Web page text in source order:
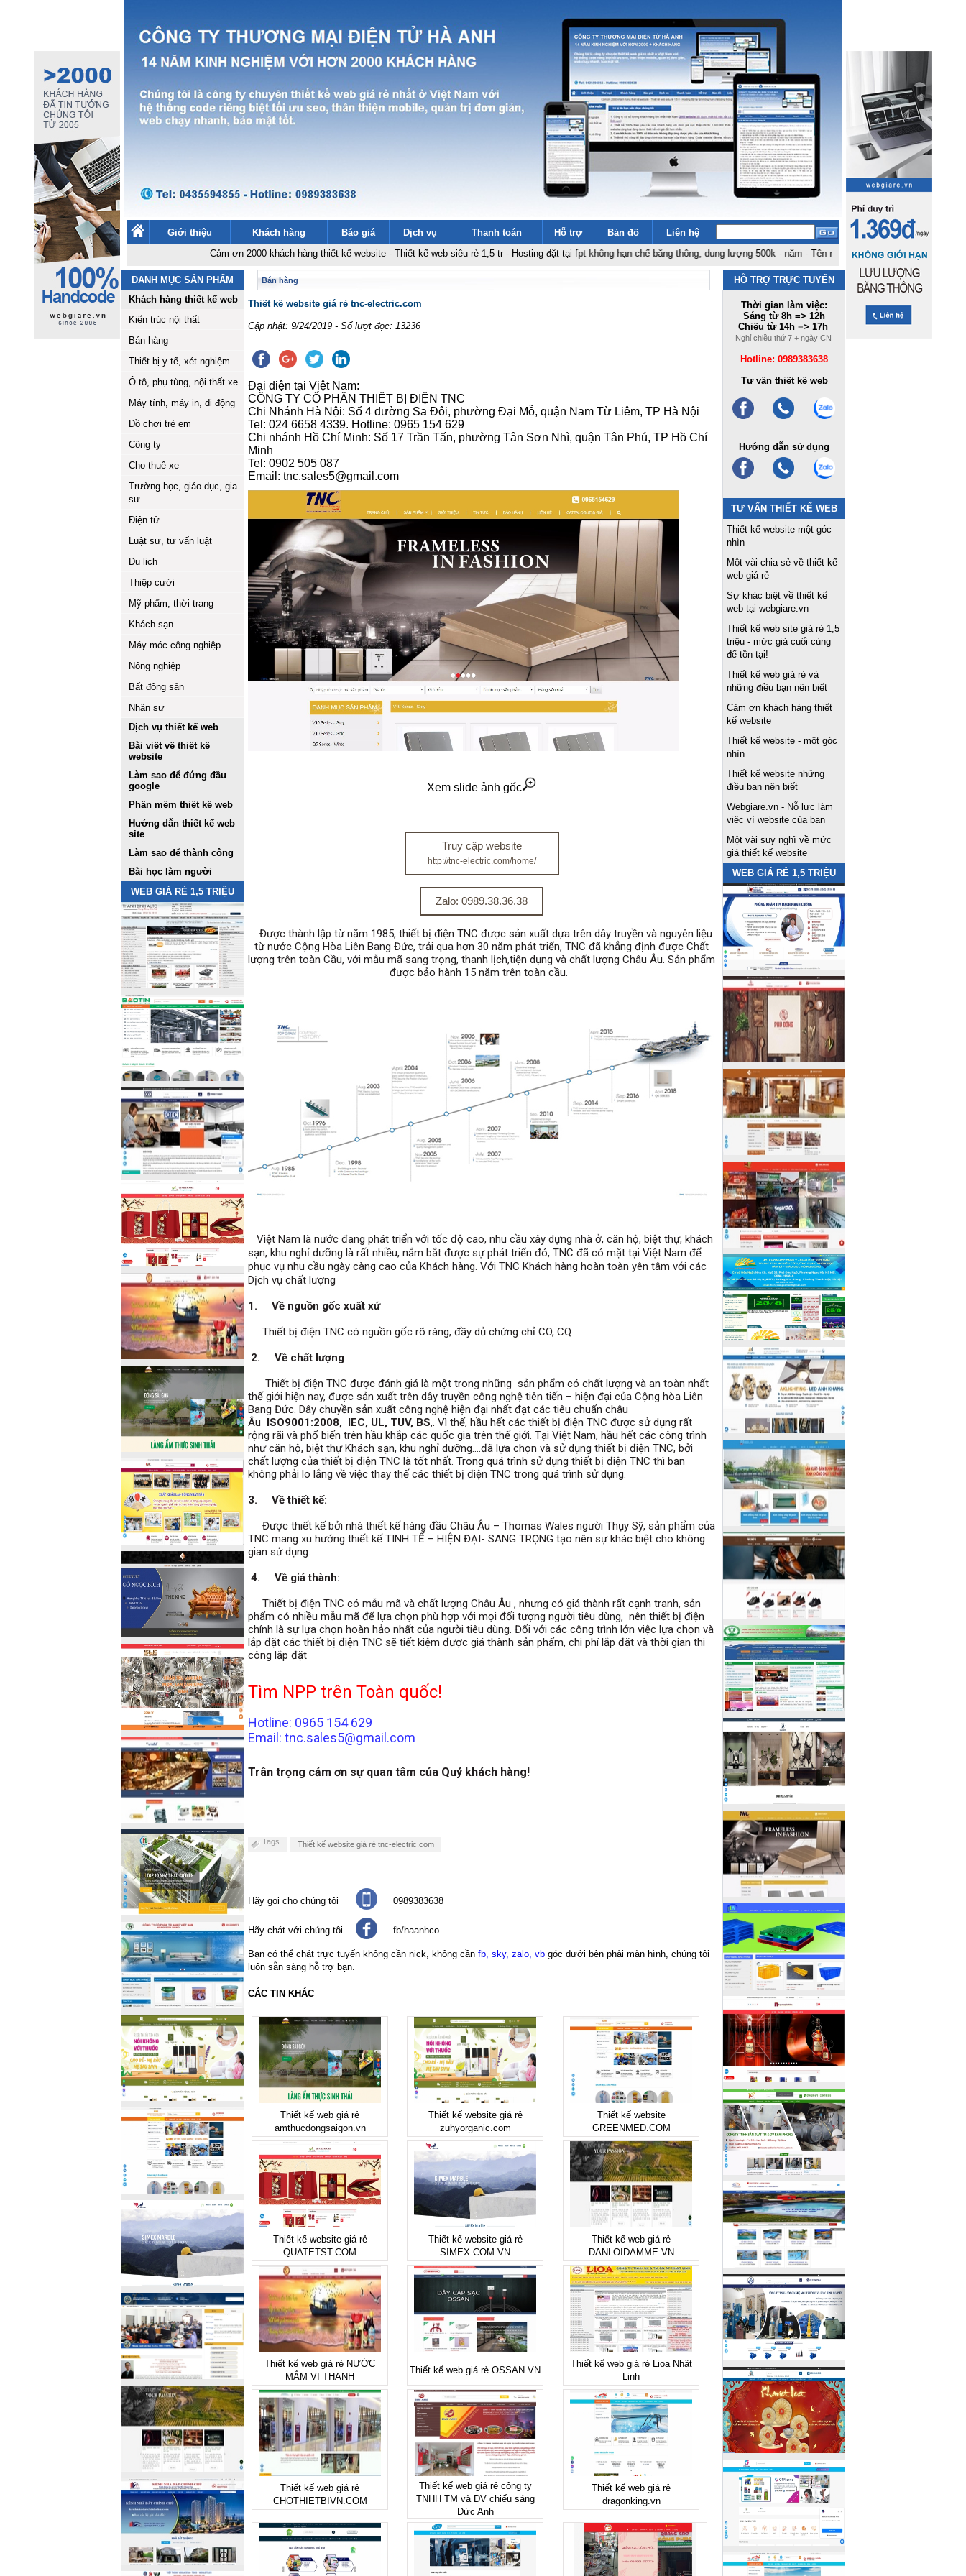
Giới thiệu Khách hàng Báo giá Dịch vụ Thanh toán Hỗ trợ Bản đồ
Liên hệ
Cảm ơn 2000 khách hàng thiết kế website -Thiết kế web siêu rẻ 1,5 tr- Hosting đặt tại fpt không hạn chế băng thông, dung lượng 500k - năm-Tên miền .com .net giá rẻ nhất Việt Nam: 180k
DANH MỤC SẢN PHẨM
Khách hàng thiết kế web
Kiến trúc nội thất
Bán hàng
Thiết bị y tế, xét nghiệm
Ô tô, phụ tùng, nội thất xe
Máy tính, máy in, di động
Đồ chơi trẻ em
Công ty
Cho thuê xe
Trường học, giáo dục, gia
sư
Điện tử
Luật sư, tư vấn luật
Du lịch
Thiệp cưới
Mỹ phẩm, thời trang
Khách sạn
Máy móc công nghiệp
Nông nghiệp
Bất động sản
Nhân sự
Dịch vụ thiết kế web
Bài viết về thiết kế
website
Làm sao để đứng đầu
google
Phần mềm thiết kế web
Hướng dẫn thiết kế web
site
Làm sao để thành công
Bài học làm người
WEB GIÁ RẺ 1,5 TRIỆU
Bán hàng
Thiết kế website giá rẻ tnc-electric.com
Cập nhật: 9/24/2019 - Số lượt đọc: 13236
Đại diện tại Việt Nam:
CÔNG TY CỔ PHẦN THIẾT BỊ ĐIỆN TNC
Chi Nhánh Hà Nội: Số 4 đường Sa Đôi, phường Đại Mỗ, quận Nam Từ Liêm, TP Hà Nội
Tel: 024 6658 4339. Hotline: 0965 154 629
Chi nhánh Hồ Chí Minh: Số 17 Trần Tấn, phường Tân Sơn Nhì, quận Tân Phú, TP Hồ Chí
Minh
Tel: 0902 505 087
Email: tnc.sales5@gmail.com
Xem slide ảnh gốc
Truy cập website
http://tnc-electric.com/home/
Zalo: 0989.38.36.38
Được thành lập từ năm 1985, thiết bị điện TNC được sản xuất dựa trên dây truyền và nguyên liệu
từ nước Cộng Hòa Liên Bang Đức, trải qua hơn 30 năm phát triển, TNC đã khẳng định được Chất
lượng trên toàn Cầu, với mẫu mã sang trọng, thanh lịch,tiện dụng và chất lượng Châu Âu. Sản phẩm
được bảo hành 15 năm trên toàn cầu.
Việt Nam là nước đang phát triển với tốc độ cao, nhu cầu xây dựng nhà ở, căn hộ, biệt thự, khách
sạn, khu nghỉ dưỡng là rất nhiều, nắm bắt được sự phát triển đó, TNC đã có mặt tại Việt Nam để
phục vụ nhu cầu ngày càng cao của Khách hàng. Với TNC Khách hàng hoàn toàn yên tâm với các
Dịch vụ chất lượng
1. Về nguồn gốc xuất xứ
Thiết bị điện TNC có nguồn gốc rõ ràng, đầy dủ chứng chỉ CO, CQ
2. Về chất lượng
Thiết bị điện TNC được đánh giá là một trong những sản phẩm có chất lượng và an toàn nhất
thế giới hiện nay, được sản xuất trên dây truyền công nghệ tiên tiến – hiện đại của Cộng hòa Liên
Bang Đức. Dây chuyền sản xuất công nghệ hiện đại nhất đạt các tiêu chuẩn châu
Âu ISO9001:2008, IEC, UL, TUV, BS,. Vì thế, hầu hết các thiết bị điện TNC được sử dụng rất
rộng rãi và phổ biến trên hầu khắp các quốc gia trên thế giới. Tại Việt Nam, hầu hết các công trình
như căn hộ, biệt thự Khách sạn, khu nghỉ dưỡng….đã lựa chọn và sử dụng thiết bị điện TNC, bởi
chất lượng của thiết bị điện TNC là tốt nhất. Trong quá trình sử dụng thiết bị điện TNC thì bạn
không phải lo lắng về việc thay thế các thiết bị điện TNC trong quá trình sử dụng.
3. Về thiết kế:
Được thiết kế bởi nhà thiết kế hàng đầu Châu Âu – Thomas Wales người Thụy Sỹ, sản phẩm của
TNC mang xu hướng thiết kế TINH TẾ – HIỆN ĐẠI- SANG TRỌNG tạo nên sự khác biệt cho không
gian sử dụng.
4. Về giá thành:
Thiết bị điện TNC có mẫu mã và chất lượng Châu Âu , nhưng có giá thành rất cạnh tranh, sản
phẩm có nhiều mẫu mã để lựa chọn phù hợp với mọi đối tượng người tiêu dùng, nên thiết bị điện
chính là sự lựa chọn hoàn hảo nhất của người tiêu dùng. Đối với các công trình lớn việc lựa chọn và
lắp đặt các thiết bị điện TNC sẽ tiết kiệm được giá thành sản phẩm, chi phí lắp đặt và thời gian thi
công lắp đặt
Tìm NPP trên Toàn quốc!
Hotline: 0965 154 629
Email: tnc.sales5@gmail.com
Trân trọng cảm ơn sự quan tâm của Quý khách hàng!
Tags Thiết kế website giá rẻ tnc-electric.com
Hãy gọi cho chúng tôi 0989383638
Hãy chát với chúng tôi fb/haanhco
Bạn có thể chát trực tuyến không cần nick, không cần fb, sky, zalo, vb góc dưới bên phải màn hình, chúng tôi
luôn sẵn sàng hỗ trợ bạn.
CÁC TIN KHÁC
Thiết kế web giá rẻ
amthucdongsaigon.vn
Thiết kế website giá rẻ
zuhyorganic.com
Thiết kế website
GREENMED.COM
Thiết kế website giá rẻ
QUATETST.COM
Thiết kế website giá rẻ
SIMEX.COM.VN
Thiết kế web giá rẻ
DANLOIDAMME.VN
Thiết kế web giá rẻ NƯỚC
MẮM VỊ THANH
Thiết kế web giá rẻ OSSAN.VN
Thiết kế web giá rẻ Lioa Nhật
Linh
Thiết kế web giá rẻ
CHOTHIETBIVN.COM
Thiết kế web giá rẻ công ty
TNHH TM và DV chiếu sáng
Đức Anh
Thiết kế web giá rẻ
dragonking.vn
HỖ TRỢ TRỰC TUYẾN
Thời gian làm việc:
Sáng từ 8h => 12h
Chiều từ 14h => 17h
Nghỉ chiều thứ 7 + ngày CN
Hotline: 0989383638
Tư vấn thiết kế web
Hướng dẫn sử dụng
TƯ VẤN THIẾT KẾ WEB
Thiết kế website một góc
nhìn
Một vài chia sẻ về thiết kế
web giá rẻ
Sự khác biệt về thiết kế
web tại webgiare.vn
Thiết kế web site giá rẻ 1,5
triệu - mức giá cuối cùng
để tồn tại!
Thiết kế web giá rẻ và
những điều bạn nên biết
Cảm ơn khách hàng thiết
kế website
Thiết kế website - một góc
nhìn
Thiết kế website những
điều bạn nên biết
Webgiare.vn - Nỗ lực làm
việc vì website của bạn
Một vài suy nghĩ về mức
giá thiết kế website
WEB GIÁ RẺ 1,5 TRIỆU